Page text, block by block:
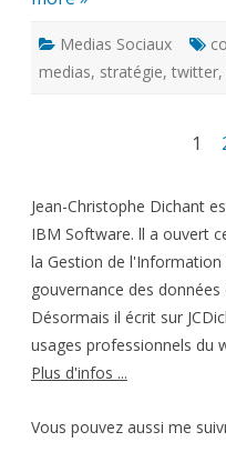
Medias Sociaux
medias, stratégie, twitter,
publications
1
Jean-Christophe Dichant
IBM Software. ll a ouvert
la Gestion de
gouvernance des
Désormais il écrit sur
usages professionnels du
Plus d'infos ...
Vous pouvez aussi me